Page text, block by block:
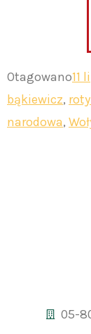
Otagowano11
bąkiewicz,
narodowa,
05-